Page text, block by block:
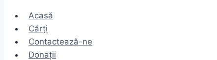
Acasă
Cărți
Contactează-ne
Donații